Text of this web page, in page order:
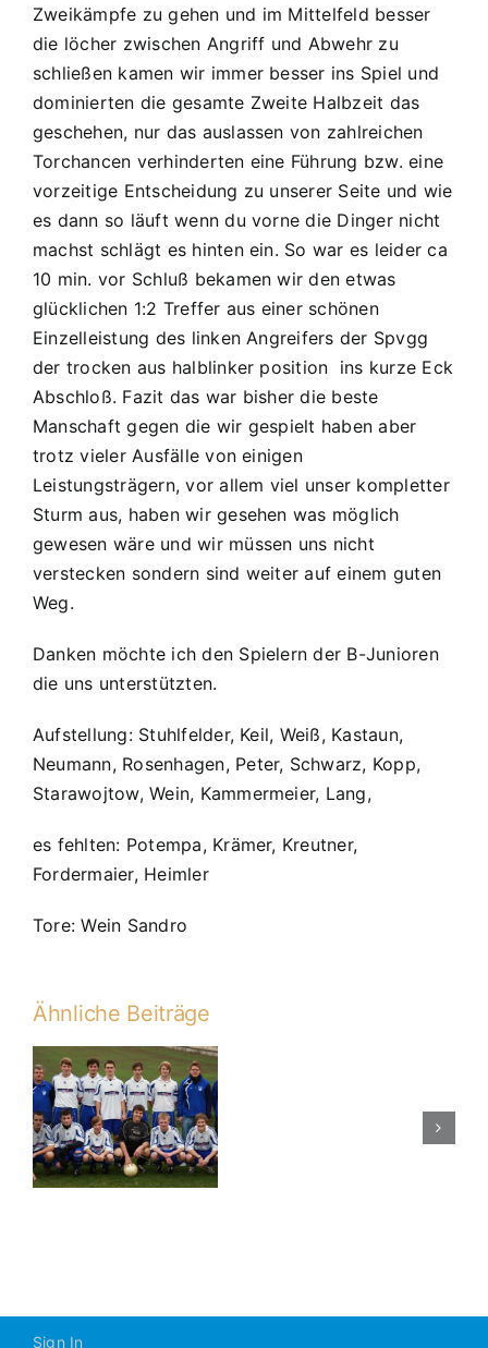
Zweikämpfe zu gehen und im Mittelfeld besser
die löcher zwischen Angriff und Abwehr zu
schließen kamen wir immer besser ins Spiel und
dominierten die gesamte Zweite Halbzeit das
geschehen, nur das auslassen von zahlreichen
Torchancen verhinderten eine Führung bzw. eine
vorzeitige Entscheidung zu unserer Seite und wie
es dann so läuft wenn du vorne die Dinger nicht
machst schlägt es hinten ein. So war es leider ca
10 min. vor Schluß bekamen wir den etwas
glücklichen 1:2 Treffer aus einer schönen
Einzelleistung des linken Angreifers der Spvgg
der trocken aus halblinker position ins kurze Eck
Abschloß. Fazit das war bisher die beste
Manschaft gegen die wir gespielt haben aber
trotz vieler Ausfälle von einigen
Leistungsträgern, vor allem viel unser kompletter
Sturm aus, haben wir gesehen was möglich
gewesen wäre und wir müssen uns nicht
verstecken sondern sind weiter auf einem guten
Weg.
Danken möchte ich den Spielern der B-Junioren
die uns unterstützten.
Aufstellung: Stuhlfelder, Keil, Weiß, Kastaun,
Neumann, Rosenhagen, Peter, Schwarz, Kopp,
Starawojtow, Wein, Kammermeier, Lang,
es fehlten: Potempa, Krämer, Kreutner,
Fordermaier, Heimler
Tore: Wein Sandro
Ähnliche Beiträge
Niederlage
Sign In